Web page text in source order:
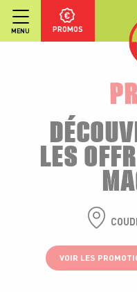
MENU PROMOS
LES
VOIR LES